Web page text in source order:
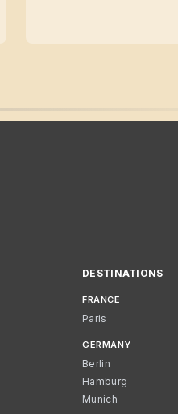
DESTINATIONS
FRANCE
Paris
GERMANY
Berlin
Hamburg
Munich